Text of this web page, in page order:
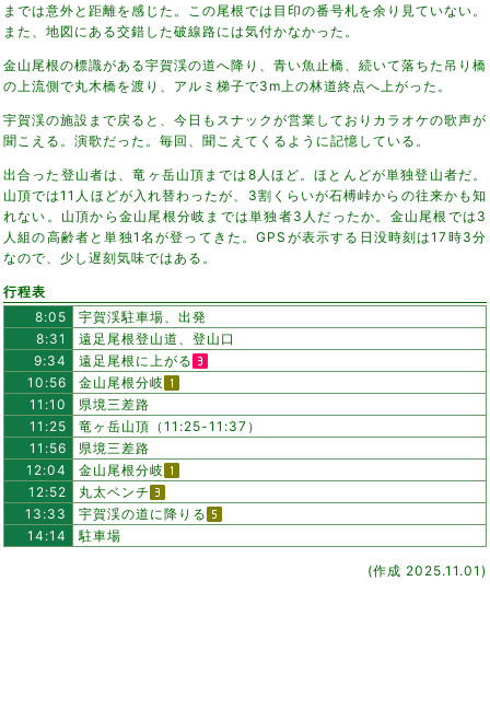
までは意外と距離を感じた。この尾根では目印の番号札を余り見ていない。
また、地図にある交錯した破線路には気付かなかった。
金山尾根の標識がある宇賀渓の道へ降り、青い魚止橋、続いて落ちた吊り橋
の上流側で丸木橋を渡り、アルミ梯子で3m上の林道終点へ上がった。
宇賀渓の施設まで戻ると、今日もスナックが営業しておりカラオケの歌声が
聞こえる。演歌だった。毎回、聞こえてくるように記憶している。
出合った登山者は、竜ヶ岳山頂までは8人ほど。ほとんどが単独登山者だ。
山頂では11人ほどが入れ替わったが、3割くらいが石榑峠からの往来かも知
れない。山頂から金山尾根分岐までは単独者3人だったか。金山尾根では3
人組の高齢者と単独1名が登ってきた。GPSが表示する日没時刻は17時3分
なので、少し遅刻気味ではある。
行程表
8:05
宇賀渓駐車場、出発
8:31
遠足尾根登山道、登山口
9:34
遠足尾根に上がる
10:56
金山尾根分岐
11:10
県境三差路
11:25
竜ヶ岳山頂（11:25-11:37）
11:56
県境三差路
12:04
金山尾根分岐
12:52
丸太ベンチ
13:33
宇賀渓の道に降りる
14:14
駐車場
(作成 2025.11.01)